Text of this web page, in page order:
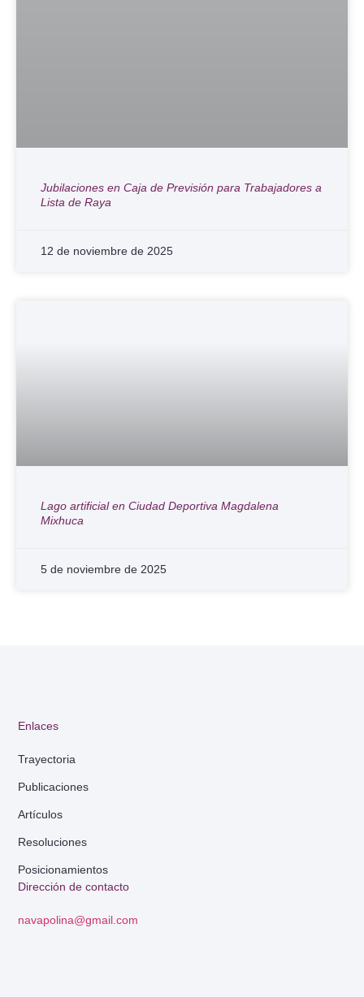
Jubilaciones en Caja de Previsión para Trabajadores a
Lista de Raya
12 de noviembre de 2025
Lago artificial en Ciudad Deportiva Magdalena
Mixhuca
5 de noviembre de 2025
Dirección de contacto
navapolina@gmail.com
Enlaces
Trayectoria
Publicaciones
Artículos
Resoluciones
Posicionamientos